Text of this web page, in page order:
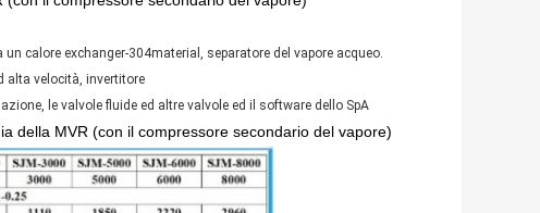
calore exchanger-304material, separatore del vapore acqueo.
alta velocità, invertitore
le valvole fluide ed altre valvole ed il software dello SpA
della MVR (con il compressore secondario del vapore)